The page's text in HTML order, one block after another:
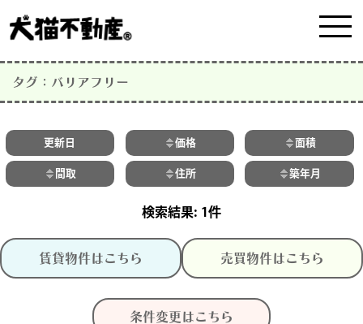
タグ：バリアフリー
更新日 価格 面積
間取 住所 築年月
1件
賃貸物件はこちら 売買物件はこちら
条件変更はこちら